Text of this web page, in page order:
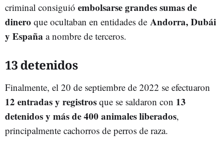
criminal consiguió embolsarse grandes sumas de
dinero que ocultaban en entidades de Andorra, Dubái
y España a nombre de terceros.
13 detenidos
Finalmente, el 20 de septiembre de 2022 se efectuaron
12 entradas y registros que se saldaron con 13
detenidos y más de 400 animales liberados,
principalmente cachorros de perros de raza.